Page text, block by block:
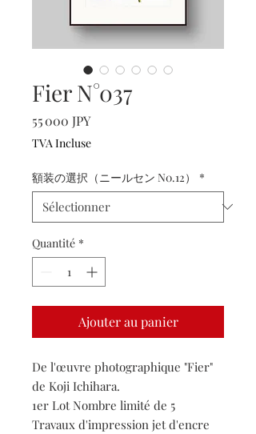
Fier N°037
55 000 JPYPrix
TVA Incluse
額装の選択（ニールセン N0.12） *
Quantité *
Ajouter au panier
De l'œuvre photographique "Fier"
de Koji Ichihara.
1er Lot Nombre limité de 5
Travaux d'impression jet d'encre